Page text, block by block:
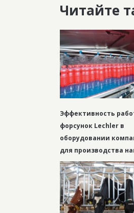
Читайте
Эффективность
форсунок Lechler в
оборудовании
для производства